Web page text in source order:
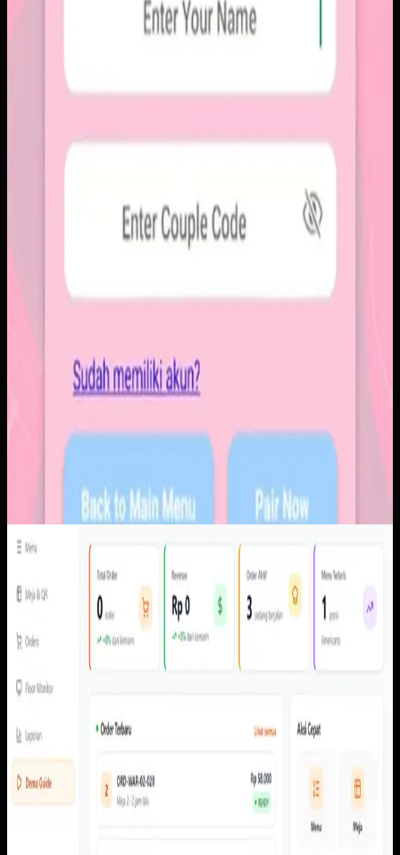
Kami membangun aplikasi mobile dengan alur berbagi yang
ringkas, notifikasi cepat, dan arsip momen yang tersusun
rapi. Sistemnya dirancang untuk percakapan visual yang
lebih personal tanpa membawa beban feed publik.
Software Kustom
QR Ordering
Sebelumnya
Order perlu membawa konteks meja, item, pembayaran,
dan status secara konsisten dari perangkat pelanggan ke
admin dan kitchen tanpa bergantung pada konfirmasi
manual.
Yang kami bangun
Dari screenshot yang tersedia, sistem memiliki alur scan
meja, menu pelanggan, cart, pembayaran, pembayaran,
status pesanan, dasbor admin, pengaturan meja dan QR,